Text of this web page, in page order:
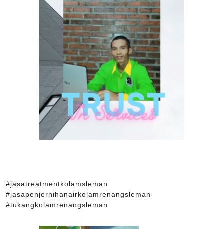
#jasatreatmentkolamsleman
#jasapenjernihanairkolamrenangsleman
#tukangkolamrenangsleman